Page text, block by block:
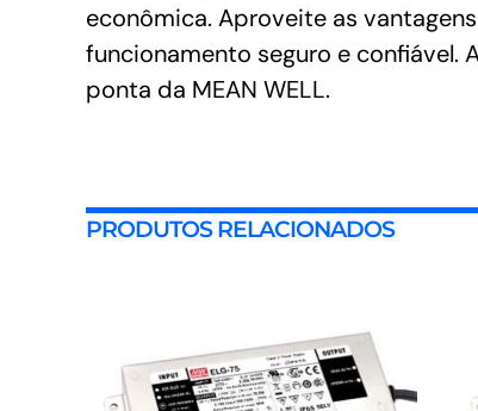
econômica. Aproveite as
funcionamento seguro e confiável.
ponta da MEAN WELL.
PRODUTOS RELACIONADOS